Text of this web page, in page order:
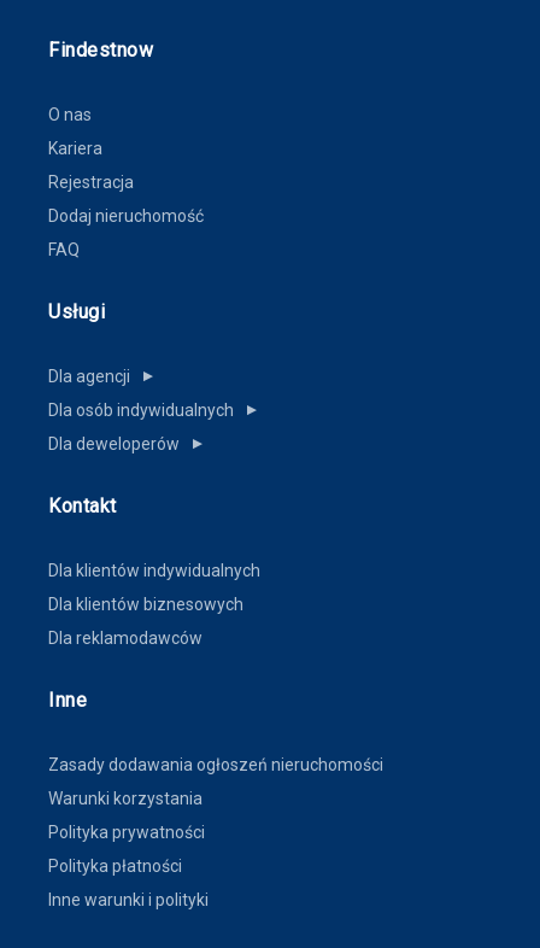
Findestnow
O nas
Kariera
Rejestracja
Dodaj nieruchomość
FAQ
Usługi
Dla agencji ▼
Dla osób indywidualnych ▼
Dla deweloperów ▼
Kontakt
Dla klientów indywidualnych
Dla klientów biznesowych
Dla reklamodawców
Inne
Zasady dodawania ogłoszeń nieruchomości
Warunki korzystania
Polityka prywatności
Polityka płatności
Inne warunki i polityki